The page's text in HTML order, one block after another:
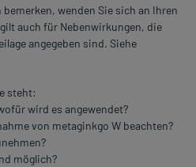
wenden Sie sich an Ihren
auch für Nebenwirkungen, die
angegeben sind. Siehe
steht:
wird es angewendet?
von metaginkgo W beachten?
möglich?